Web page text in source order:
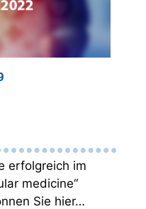
erfolgreich im
medicine“
Sie hier…